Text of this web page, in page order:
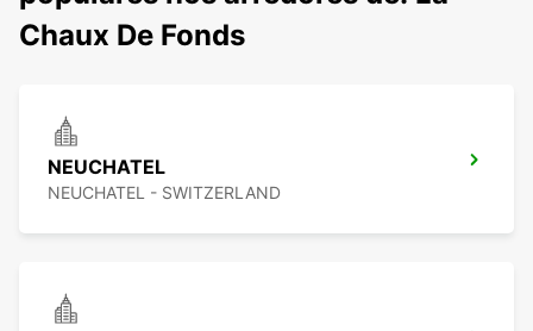
Chaux De Fonds
NEUCHATEL
NEUCHATEL - SWITZERLAND